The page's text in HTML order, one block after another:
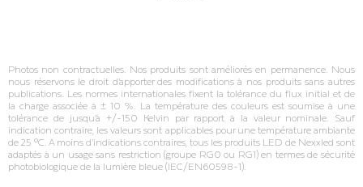
Photos non contractuelles. Nos produits sont améliorés en permanence. Nous
nous réservons le droit d’apporter des modifications à nos produits sans autres
publications. Les normes internationales fixent la tolérance du flux initial et de
la charge associée à ± 10 %. La température des couleurs est soumise à une
tolérance de jusqu’à +/‐150 Kelvin par rapport à la valeur nominale. Sauf
indication contraire, les valeurs sont applicables pour une température ambiante
de 25 °C. A moins d’indications contraires, tous les produits LED de Nexxled sont
adaptés à un usage sans restriction (groupe RG0 ou RG1) en termes de sécurité
photobiologique de la lumière bleue (IEC/EN60598‐1).